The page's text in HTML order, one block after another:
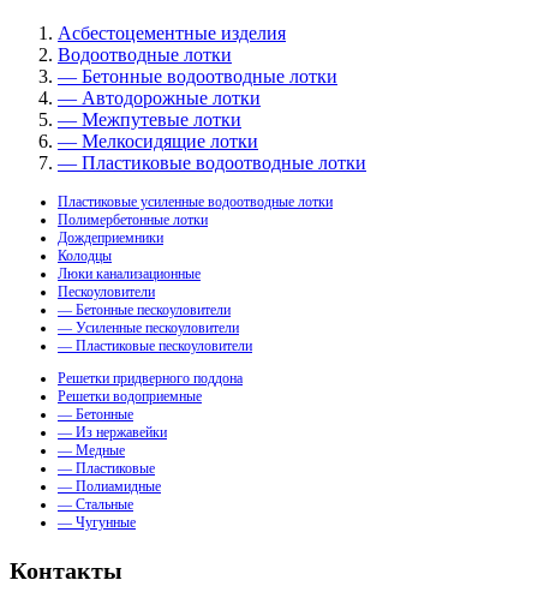
Асбестоцементные изделия
Водоотводные лотки
— Бетонные водоотводные лотки
— Автодорожные лотки
— Межпутевые лотки
— Мелкосидящие лотки
— Пластиковые водоотводные лотки
Пластиковые усиленные водоотводные лотки
Полимербетонные лотки
Дождеприемники
Колодцы
Люки канализационные
Пескоуловители
— Бетонные пескоуловители
— Усиленные пескоуловители
— Пластиковые пескоуловители
Решетки придверного поддона
Решетки водоприемные
— Бетонные
— Из нержавейки
— Медные
— Пластиковые
— Полиамидные
— Стальные
— Чугунные
Контакты